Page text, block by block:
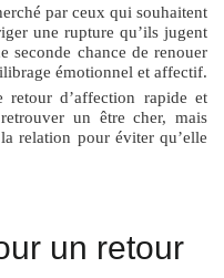
par ceux qui souhaitent
une rupture qu’ils jugent
seconde chance de renouer
émotionnel et affectif.
retour d’affection rapide et
un être cher, mais
relation pour éviter qu’elle
un retour